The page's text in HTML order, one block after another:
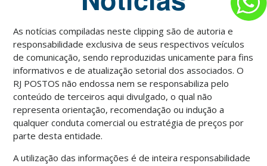
As notícias compiladas neste clipping são de autoria e
responsabilidade exclusiva de seus respectivos veículos
de comunicação, sendo reproduzidas unicamente para fins
informativos e de atualização setorial dos associados. O
RJ POSTOS não endossa nem se responsabiliza pelo
conteúdo de terceiros aqui divulgado, o qual não
representa orientação, recomendação ou indução a
qualquer conduta comercial ou estratégia de preços por
parte desta entidade.
A utilização das informações é de inteira responsabilidade